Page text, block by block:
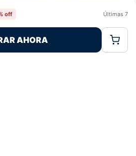
afectar negativamente a ciertas
de Privacidad
off Últimas 7
AHORA
Ofertas Sin Límites